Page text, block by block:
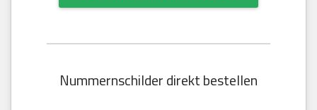
Nummernschilder direkt bestellen